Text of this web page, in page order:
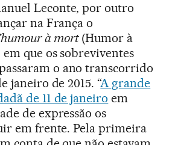
Leconte, por outro
na França o
à mort(Humor à
que os sobreviventes
o ano transcorrido
janeiro de 2015. “A grande
de 11 de janeiro em
de expressão os
em frente. Pela primeira